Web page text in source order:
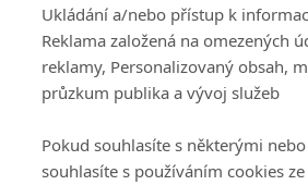
Ukládání a/nebo přístup k
Reklama založená na omezených
reklamy, Personalizovaný obsah,
průzkum publika a vývoj služeb
Pokud souhlasíte s některými
souhlasíte s používáním cookies